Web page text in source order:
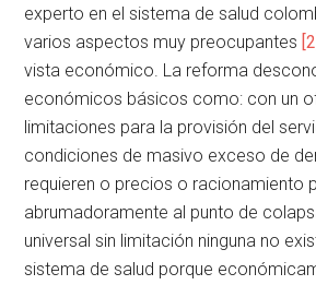
experto en el sistema de salud
varios aspectos muy preocupantes
vista económico. La reforma
económicos básicos como: con un
limitaciones para la provisión del
condiciones de masivo exceso de
requieren o precios o racionamiento
abrumadoramente al punto de
universal sin limitación ninguna no
sistema de salud porque